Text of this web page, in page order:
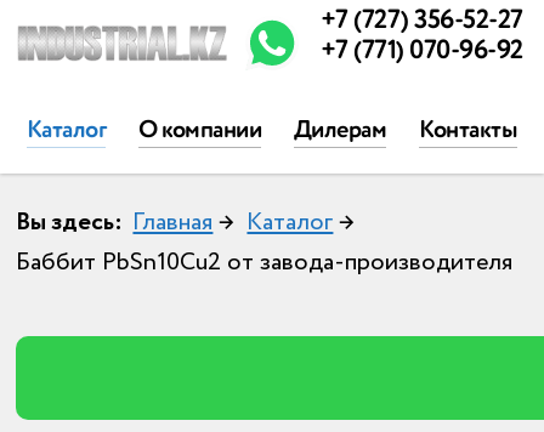
Каталог О компании Дилерам Контакты
+7 (727) 356-52-27
+7 (771) 070-96-92
Вы здесь: Главная → Каталог→
Баббит PbSn10Cu2 от завода-производителя